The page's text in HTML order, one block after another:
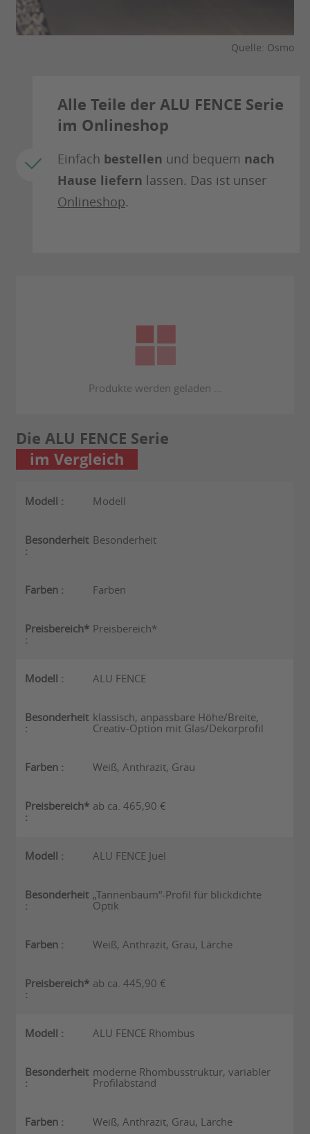
Quelle: Osmo
Alle Teile der ALU FENCE Serie
im Onlineshop
Einfach bestellen und bequem nach
Hause liefern lassen. Das ist unser
Onlineshop.
Die ALU FENCE Serie
im Vergleich
Modell
Besonderheit
Farben
Preisbereich*
ALU FENCE
klassisch, anpassbare Höhe/Breite,
Creativ-Option mit Glas/Dekorprofil
Weiß, Anthrazit, Grau
ab ca. 465,90 €
ALU FENCE Juel
„Tannenbaum“-Profil für blickdichte
Optik
Weiß, Anthrazit, Grau, Lärche
ab ca. 445,90 €
ALU FENCE Rhombus
moderne Rhombusstruktur, variabler
Profilabstand
Weiß, Anthrazit, Grau, Lärche